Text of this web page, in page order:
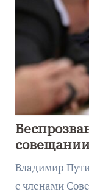
Владимир
с членами